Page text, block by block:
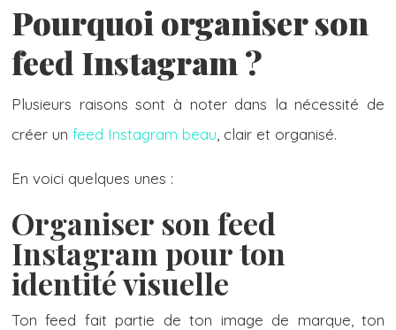
Pourquoi organiser son
feed Instagram ?
Plusieurs raisons sont à noter dans la nécessité de
créer un feed Instagram beau , clair et organisé.
En voici quelques unes :
Organiser son feed
Instagram pour ton
identité visuelle
Ton feed fait partie de ton image de marque, ton